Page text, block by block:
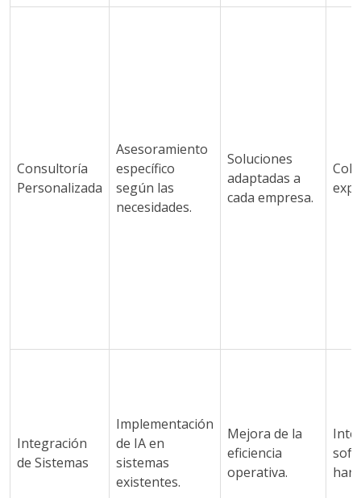
Consultoría
Personalizada
Asesoramiento
específico
según las
necesidades.
Soluciones
adaptadas a
cada empresa.
Integración
de Sistemas
Implementación
de IA en
sistemas
existentes.
Mejora de la
eficiencia
operativa.